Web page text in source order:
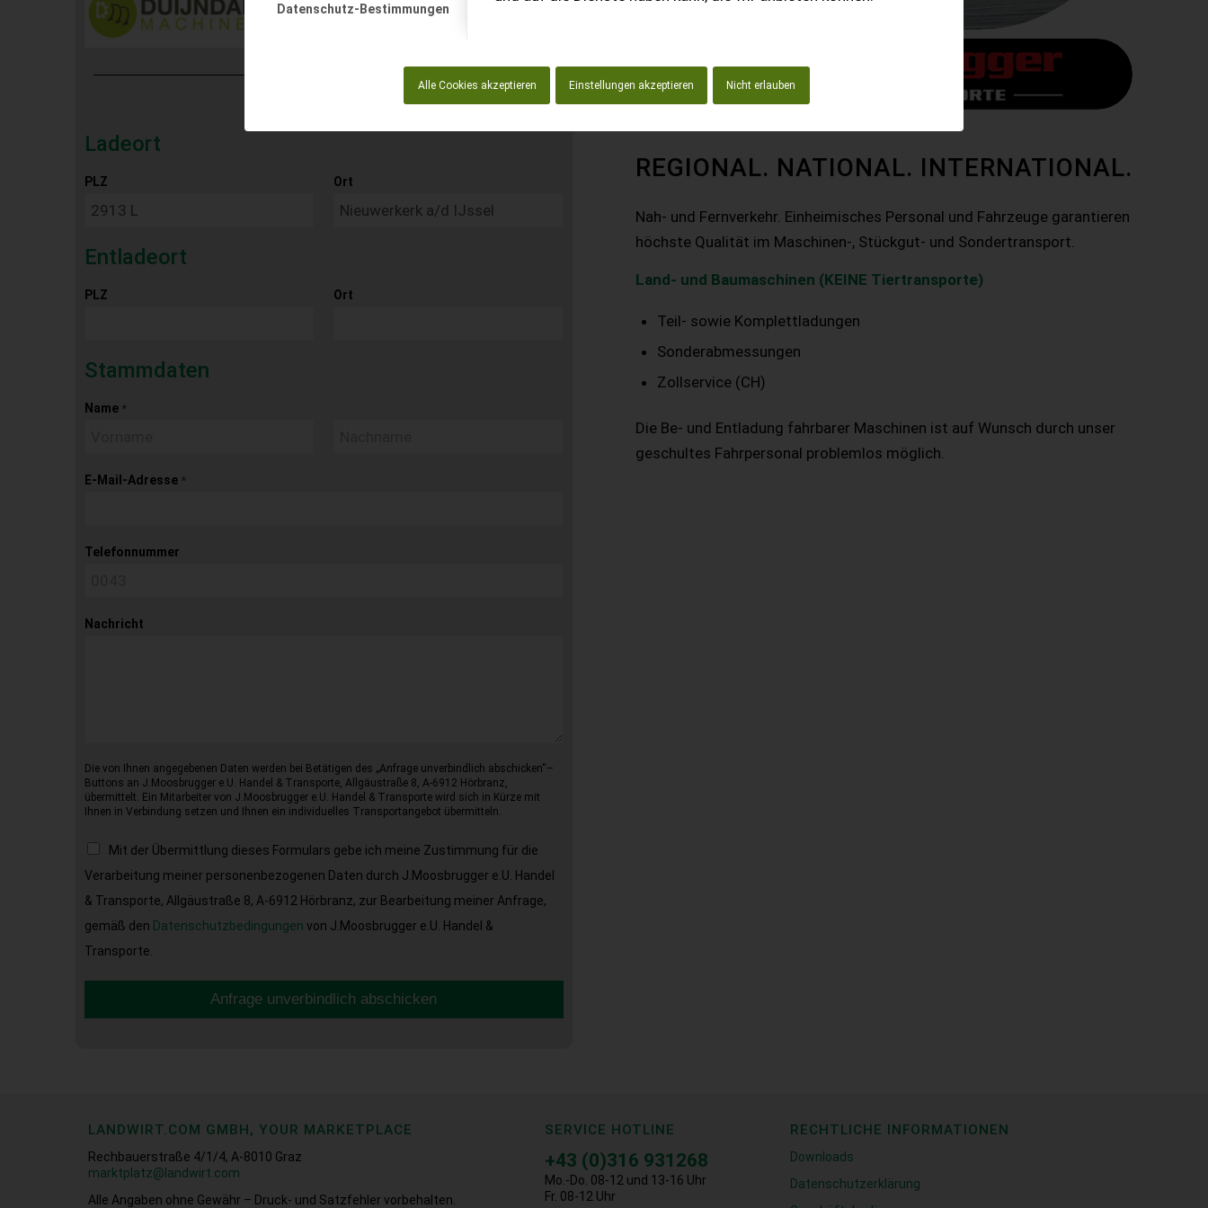
Datenschutz-Bestimmungen
Alle Cookies akzeptieren Einstellungen akzeptieren Nicht erlauben
Ladeort
PLZ Ort
Entladeort
PLZ Ort
Stammdaten
Name *
E-Mail-Adresse *
Telefonnummer
Nachricht
Die von Ihnen angegebenen Daten werden bei Betätigen des „Anfrage unverbindlich abschicken“–
Buttons an J.Moosbrugger e.U. Handel & Transporte, Allgäustraße 8, A-6912 Hörbranz,
übermittelt. Ein Mitarbeiter von J.Moosbrugger e.U. Handel & Transporte wird sich in Kürze mit
Ihnen in Verbindung setzen und Ihnen ein individuelles Transportangebot übermitteln.
Mit der Übermittlung dieses Formulars gebe ich meine Zustimmung für die
Verarbeitung meiner personenbezogenen Daten durch J.Moosbrugger e.U. Handel
& Transporte, Allgäustraße 8, A-6912 Hörbranz, zur Bearbeitung meiner Anfrage,
gemäß den Datenschutzbedingungen von J.Moosbrugger e.U. Handel &
Transporte.
Anfrage unverbindlich abschicken
REGIONAL. NATIONAL. INTERNATIONAL.
Nah- und Fernverkehr. Einheimisches Personal und Fahrzeuge garantieren
höchste Qualität im Maschinen-, Stückgut- und Sondertransport.
Land- und Baumaschinen (KEINE Tiertransporte)
Teil- sowie Komplettladungen
Sonderabmessungen
Zollservice (CH)
Die Be- und Entladung fahrbarer Maschinen ist auf Wunsch durch unser
geschultes Fahrpersonal problemlos möglich.
LANDWIRT.COM GMBH, YOUR MARKETPLACE
Rechbauerstraße 4/1/4, A-8010 Graz
marktplatz@landwirt.com
Alle Angaben ohne Gewähr – Druck- und Satzfehler vorbehalten.
SERVICE HOTLINE
+43 (0)316 931268
Mo.-Do. 08-12 und 13-16 Uhr
Fr. 08-12 Uhr
RECHTLICHE INFORMATIONEN
Downloads
Datenschutzerklärung